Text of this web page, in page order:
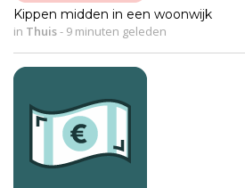
Kippen midden in een woonwijk
in Thuis- 9 minuten geleden